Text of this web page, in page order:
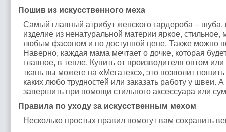
Пошив из искусственного меха
Самый главный атрибут женского гардероба –
изделие из ненатуральной материи яркое, стильное,
любым фасоном и по доступной цене. Также можно
Наверно, каждая мама мечтает о дочке, которая
главное, в тепле. Купить от производителя оптом
ткань вы можете на «Мегатекс», это позволит
каких любо трудностей или заказать работу у швеи.
завершить при помощи стильного аксессуара или
Правила по уходу за искусственным мехом
Несколько простых правил помогут вам сохранить